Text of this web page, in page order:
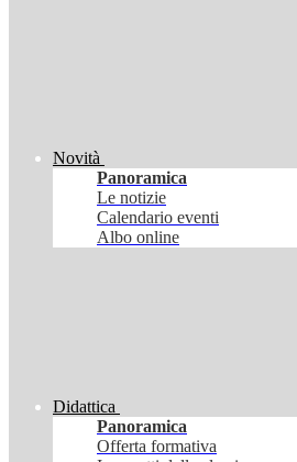
Novità
Panoramica
Le notizie
Calendario eventi
Albo online
Didattica
Panoramica
Offerta formativa